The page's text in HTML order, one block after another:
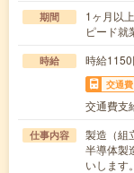
期間
1ヶ月以
ピード就
時給 時給1150
交通費
交通費支
仕事内容
製造（組
半導体製
いします